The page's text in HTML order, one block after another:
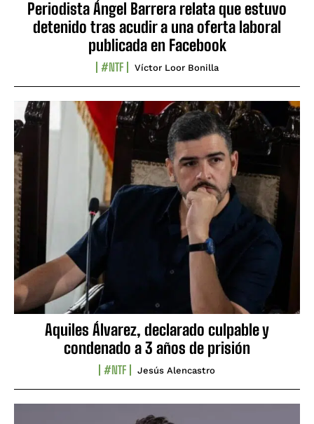
Periodista Ángel Barrera relata que estuvo
detenido tras acudir a una oferta laboral
publicada en Facebook
#NTF Víctor Loor Bonilla
Aquiles Álvarez, declarado culpable y
condenado a 3 años de prisión
#NTF Jesús Alencastro